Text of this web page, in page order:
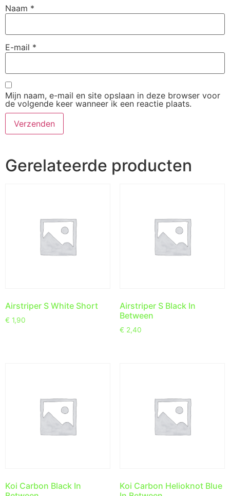
Naam *
E-mail *
Mijn naam, e-mail en site opslaan in deze browser voor
de volgende keer wanneer ik een reactie plaats.
Gerelateerde producten
Airstriper S White Short
€ 1,90
Airstriper S Black In
Between
€ 2,40
Koi Carbon Black In
Koi Carbon Helioknot Blue